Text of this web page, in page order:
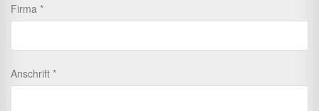
Firma
Anschrift